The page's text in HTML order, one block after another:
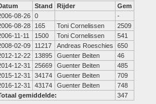
Stand Rijder
Gem
08-26 0
-
08-28
165 Toni Cornelissen
2509
11-11
1500 Toni Cornelissen
541
02-09
11217 Andreas Roeschies
650
12-22
13895 Guenter Beiten
46
12-31
25669 Guenter Beiten
485
12-31
34174 Guenter Beiten
709
12-31
43174 Guenter Beiten
748
gemiddelde:
347